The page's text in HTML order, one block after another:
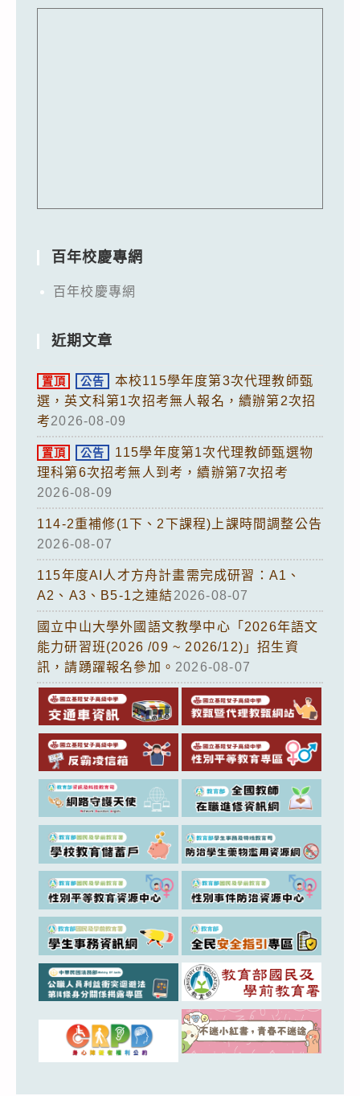
百年校慶專網
百年校慶專網
近期文章
置頂 公告
本校115學年度第3次代理教師甄
選，英文科第1次招考無人報名，續辦第2次招
考2026-08-09
置頂 公告
115學年度第1次代理教師甄選物
理科第6次招考無人到考，續辦第7次招考
2026-08-09
114-2重補修(1下、2下課程)上課時間調整公告
2026-08-07
115年度AI人才方舟計畫需完成研習：A1、
A2、A3、B5-1之連結2026-08-07
國立中山大學外國語文教學中心「2026年語文
能力研習班(2026 /09 ~ 2026/12)」招生資
訊，請踴躍報名參加。 2026-08-07